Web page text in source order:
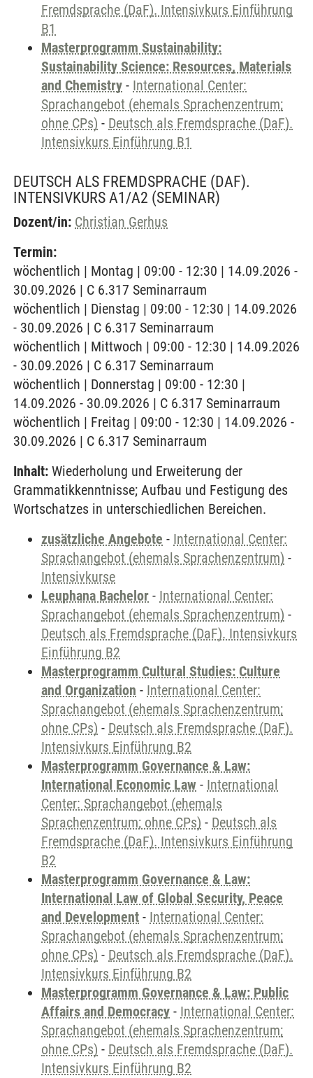
Fremdsprache (DaF). Intensivkurs Einführung
B1
Masterprogramm Sustainability:
Sustainability Science: Resources, Materials
and Chemistry - International Center:
Sprachangebot (ehemals Sprachenzentrum;
ohne CPs) - Deutsch als Fremdsprache (DaF).
Intensivkurs Einführung B1
DEUTSCH ALS FREMDSPRACHE (DAF).
INTENSIVKURS A1/A2 (SEMINAR)
Dozent/in: Christian Gerhus
Termin:
wöchentlich | Montag | 09:00 - 12:30 | 14.09.2026 -
30.09.2026 | C 6.317 Seminarraum
wöchentlich | Dienstag | 09:00 - 12:30 | 14.09.2026
- 30.09.2026 | C 6.317 Seminarraum
wöchentlich | Mittwoch | 09:00 - 12:30 | 14.09.2026
- 30.09.2026 | C 6.317 Seminarraum
wöchentlich | Donnerstag | 09:00 - 12:30 |
14.09.2026 - 30.09.2026 | C 6.317 Seminarraum
wöchentlich | Freitag | 09:00 - 12:30 | 14.09.2026 -
30.09.2026 | C 6.317 Seminarraum
Inhalt: Wiederholung und Erweiterung der
Grammatikkenntnisse; Aufbau und Festigung des
Wortschatzes in unterschiedlichen Bereichen.
zusätzliche Angebote - International Center:
Sprachangebot (ehemals Sprachenzentrum) -
Intensivkurse
Leuphana Bachelor - International Center:
Sprachangebot (ehemals Sprachenzentrum) -
Deutsch als Fremdsprache (DaF). Intensivkurs
Einführung B2
Masterprogramm Cultural Studies: Culture
and Organization - International Center:
Sprachangebot (ehemals Sprachenzentrum;
ohne CPs) - Deutsch als Fremdsprache (DaF).
Intensivkurs Einführung B2
Masterprogramm Governance & Law:
International Economic Law - International
Center: Sprachangebot (ehemals
Sprachenzentrum; ohne CPs) - Deutsch als
Fremdsprache (DaF). Intensivkurs Einführung
B2
Masterprogramm Governance & Law:
International Law of Global Security, Peace
and Development - International Center:
Sprachangebot (ehemals Sprachenzentrum;
ohne CPs) - Deutsch als Fremdsprache (DaF).
Intensivkurs Einführung B2
Masterprogramm Governance & Law: Public
Affairs and Democracy - International Center:
Sprachangebot (ehemals Sprachenzentrum;
ohne CPs) - Deutsch als Fremdsprache (DaF).
Intensivkurs Einführung B2